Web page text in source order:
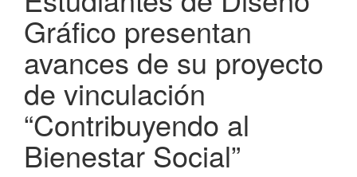
Gráfico presentan
avances de su proyecto
de vinculación
“Contribuyendo al
Bienestar Social”